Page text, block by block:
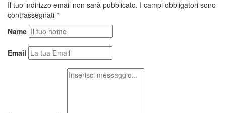
Il tuo indirizzo email non sarà pubblicato. I campi obbligatori sono
contrassegnati *
Name
Email